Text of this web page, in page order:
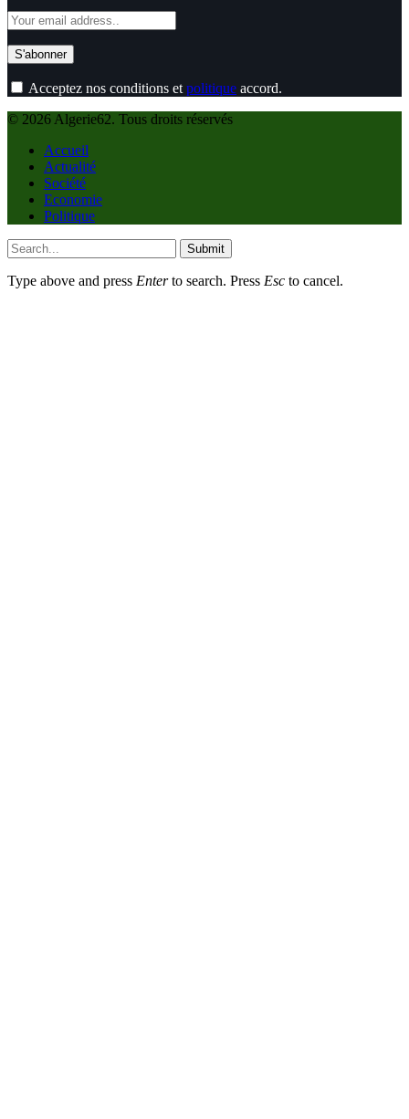
Acceptez nos conditions et politique accord.
© 2026 Algerie62. Tous droits réservés
Accueil
Actualité
Société
Economie
Politique
Submit
Type above and press Enterto search. Press Esc to cancel.